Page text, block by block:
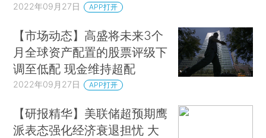
2022年09月27日 APP打开
【市场动态】高盛将未来3个
月全球资产配置的股票评级下
调至低配 现金维持超配
2022年09月27日 APP打开
【研报精华】美联储超预期鹰
派表态强化经济衰退担忧 大